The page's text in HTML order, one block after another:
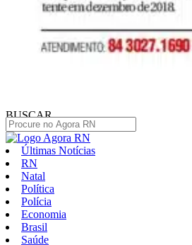
BUSCAR
Últimas Notícias
RN
Natal
Política
Polícia
Economia
Brasil
Saúde